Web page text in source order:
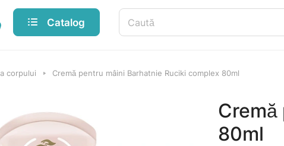
Catalog
corpului Cremă pentru mâini Barhatnie Ruciki complex 80ml
80ml